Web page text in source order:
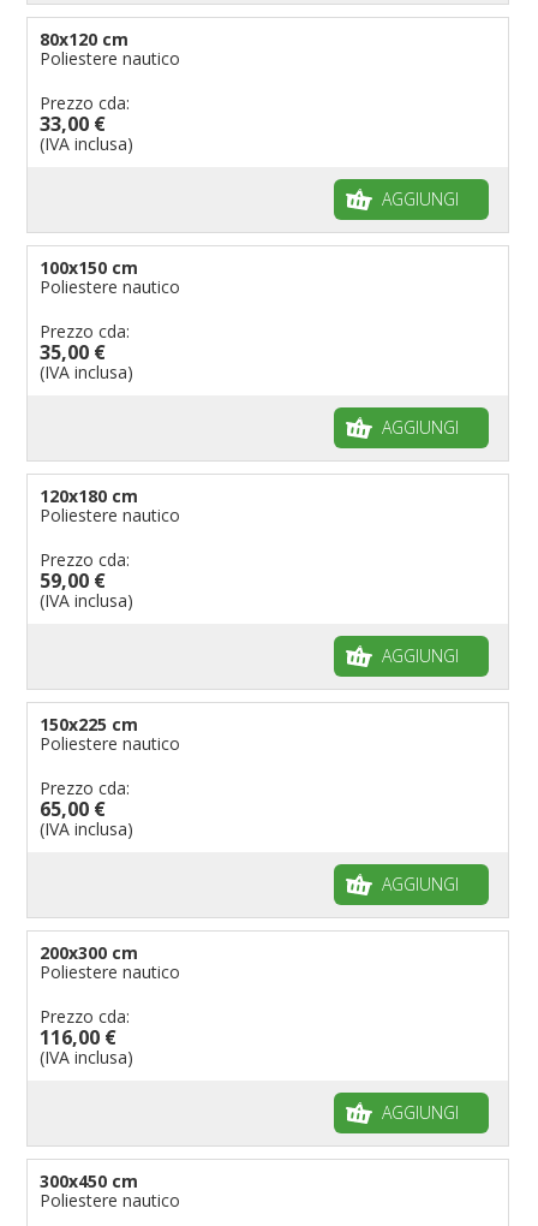
80x120 cm
Poliestere nautico
Prezzo cda:
33,00 €
(IVA inclusa)
AGGIUNGI
100x150 cm
Poliestere nautico
Prezzo cda:
35,00 €
(IVA inclusa)
AGGIUNGI
120x180 cm
Poliestere nautico
Prezzo cda:
59,00 €
(IVA inclusa)
AGGIUNGI
150x225 cm
Poliestere nautico
Prezzo cda:
65,00 €
(IVA inclusa)
AGGIUNGI
200x300 cm
Poliestere nautico
Prezzo cda:
116,00 €
(IVA inclusa)
AGGIUNGI
300x450 cm
Poliestere nautico